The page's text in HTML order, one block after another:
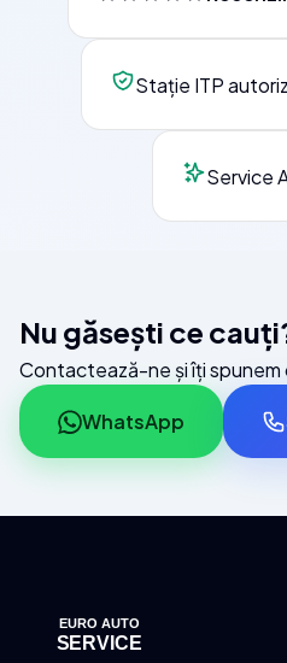
Stație ITP
Service
Nu găsești ce
Contactează-ne și îți spunem
WhatsApp